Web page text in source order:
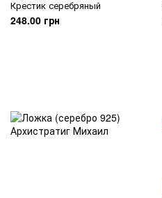
Крестик серебряный
248.00 грн